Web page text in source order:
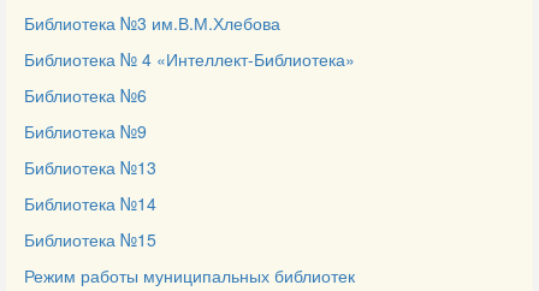
Библиотека №3 им.В.М.Хлебова
Библиотека № 4 «Интеллект-Библиотека»
Библиотека №6
Библиотека №9
Библиотека №13
Библиотека №14
Библиотека №15
Режим работы муниципальных библиотек